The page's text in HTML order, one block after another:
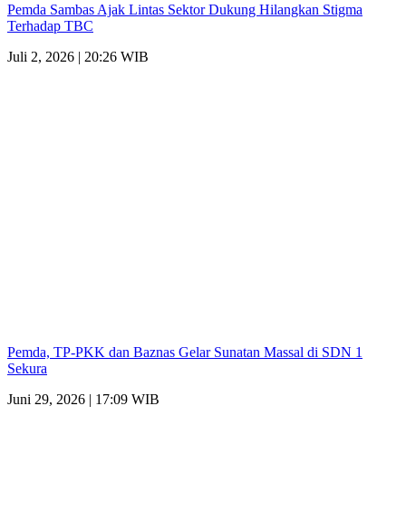
Pemda Sambas Ajak Lintas Sektor Dukung Hilangkan Stigma
Terhadap TBC
Juli 2, 2026 | 20:26 WIB
Pemda, TP-PKK dan Baznas Gelar Sunatan Massal di SDN 1
Sekura
Juni 29, 2026 | 17:09 WIB